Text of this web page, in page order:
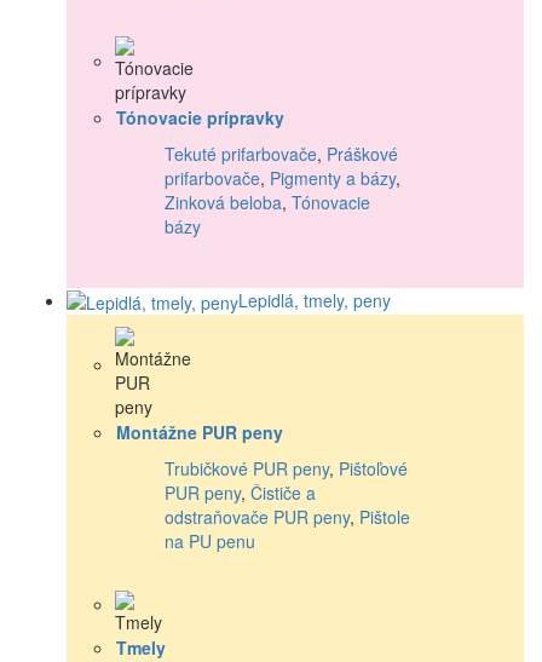
Tónovacie prípravky
Tekuté prifarbovače, Práškové
prifarbovače, Pigmenty a bázy,
Zinková beloba, Tónovacie
bázy
Lepidlá, tmely, peny
Montážne PUR peny
Trubičkové PUR peny, Pištoľové
PUR peny, Čističe a
odstraňovače PUR peny, Pištole
na PU penu
Tmely